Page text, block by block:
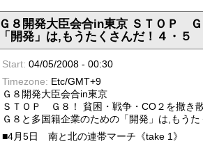
Ｇ８開発大臣会合in東京 ＳＴＯＰ
「開発」は,もうたくさんだ！４・５
Start: 04/05/2008 - 00:30
Timezone: Etc/GMT+9
Ｇ８開発大臣会合in東京
ＳＴＯＰ Ｇ８！ 貧困・戦争・CO２を撒き
Ｇ８と多国籍企業のための「開発」は,もうた
■4月5日 南と北の連帯マーチ《take 1》